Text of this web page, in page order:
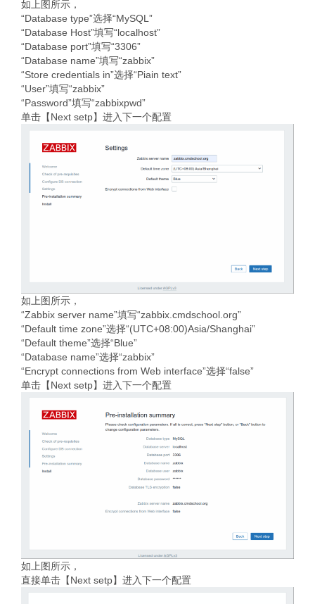
如上图所示，
“Database type”选择“MySQL”
“Database Host”填写“localhost”
“Database port”填写“3306”
“Database name”填写“zabbix”
“Store credentials in”选择“Piain text”
“User”填写“zabbix”
“Password”填写“zabbixpwd”
单击【Next setp】进入下一个配置
如上图所示，
“Zabbix server name”填写“zabbix.cmdschool.org”
“Default time zone”选择“(UTC+08:00)Asia/Shanghai”
“Default theme”选择“Blue”
“Database name”选择“zabbix”
“Encrypt connections from Web interface”选择“false”
单击【Next setp】进入下一个配置
如上图所示，
直接单击【Next setp】进入下一个配置